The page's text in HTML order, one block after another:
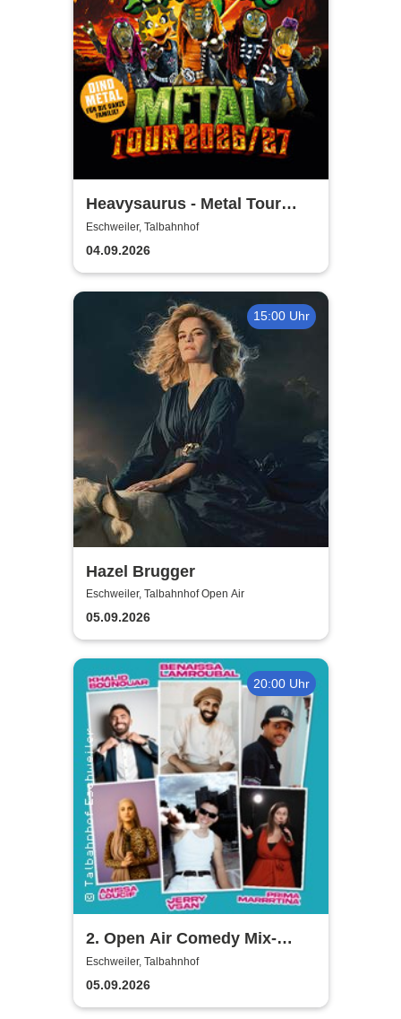
Heavysaurus - Metal Tour
2026/27
Eschweiler, Talbahnhof
04.09.2026
15:00 Uhr
Hazel Brugger
Eschweiler, Talbahnhof Open Air
05.09.2026
20:00 Uhr
2. Open Air Comedy Mix-
Show - Khalid Bounouar,
Benaissa Lamroubal, Abeku
u. a.
Eschweiler, Talbahnhof
05.09.2026